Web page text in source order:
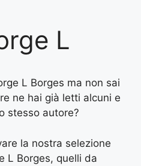
L
L Borges ma non sai
ne hai già letti alcuni e
stesso autore?
la nostra selezione
L Borges, quelli da